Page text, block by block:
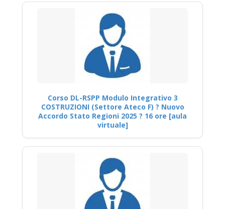
Corso DL-RSPP Modulo Integrativo 3
COSTRUZIONI (Settore Ateco F) ? Nuovo
Accordo Stato Regioni 2025 ? 16 ore [aula
virtuale]